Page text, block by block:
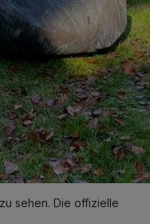
sehen. Die offizielle